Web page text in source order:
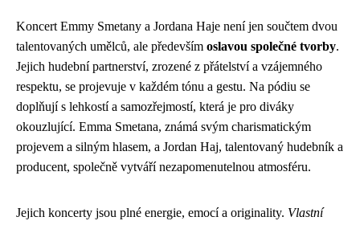
Koncert Emmy Smetany a Jordana Haje není jen součtem dvou
talentovaných umělců, ale především oslavou společné tvorby.
Jejich hudební partnerství, zrozené z přátelství a vzájemného
respektu, se projevuje v každém tónu a gestu. Na pódiu se
doplňují s lehkostí a samozřejmostí, která je pro diváky
okouzlující. Emma Smetana, známá svým charismatickým
projevem a silným hlasem, a Jordan Haj, talentovaný hudebník a
producent, společně vytváří nezapomenutelnou atmosféru.
Jejich koncerty jsou plné energie, emocí a originality. Vlastní